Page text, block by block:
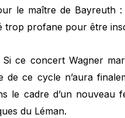
le maître de Bayreuth
trop profane pour être
Si ce concert Wagner
de ce cycle n’aura
le cadre d’un nouveau
du Léman.